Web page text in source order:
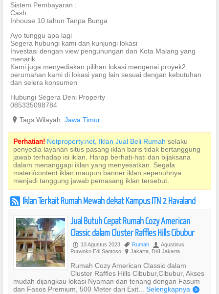
Sistem Pembayaran :
Cash
Inhouse 10 tahun Tanpa Bunga
Ayo tunggu apa lagi
Segera hubungi kami dan kunjungi lokasi
Investasi dengan view pengunungan dan Kota Malang yang
menarik
Kami juga menyediakan pilihan lokasi mengenai proyek2
perumahan kami di lokasi yang lain sesuai dengan kebutuhan
dan selera konsumen
Hubungi Segera Deni Property
085335098784
? Tags Wilayah: Jawa Timur
Perhatian! Netproperty.net, Iklan Jual Beli Rumah selaku
penyedia layanan situs pasang iklan baris tidak bertanggung
jawab terhadap isi iklan. Harap berhati-hati dan bijaksana
dalam menanggapi iklan yang menyesatkan. Segala
materi/content iklan maupun banner iklan sepenuhnya
menjadi tanggung jawab pemasang iklan tersebut.
r Iklan Terkait Rumah Mewah dekat Kampus ITN 2 Havaland
Jual Butuh Cepat Rumah Cozy American
Classic dalam Cluster Raffles Hills Cibubur
P 13 Agustus 2023 , Rumah U Agustinus
Purwoko Edi Santoso
? Jakarta, DKI Jakarta
Rumah Cozy American Classic dalam
Cluster Raffles Hills Cibubur,Cibubur, Akses
mudah dijangkau lokasi Nyaman dan tenang dengan Fasum
dan Fasos Premium, 500 Meter dari Exit... Selengkapnya )